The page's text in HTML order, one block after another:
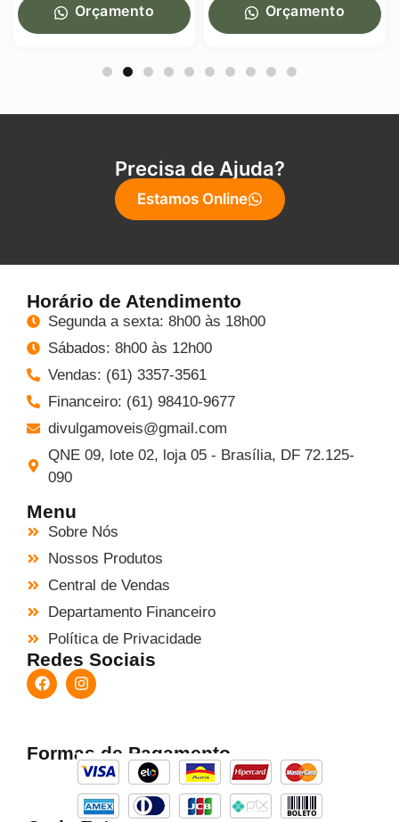
Orçamento Orçamento
Precisa de Ajuda?
Estamos Online
Horário de Atendimento
Segunda a sexta: 8h00 às 18h00
Sábados: 8h00 às 12h00
Vendas: (61) 3357-3561
Financeiro: (61) 98410-9677
divulgamoveis@gmail.com
QNE 09, lote 02, loja 05 - Brasília, DF 72.125-
090
Menu
Sobre Nós
Nossos Produtos
Central de Vendas
Departamento Financeiro
Política de Privacidade
Redes Sociais
Formas de Pagamento